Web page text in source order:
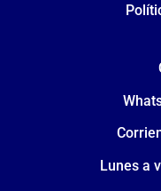
Lunes a